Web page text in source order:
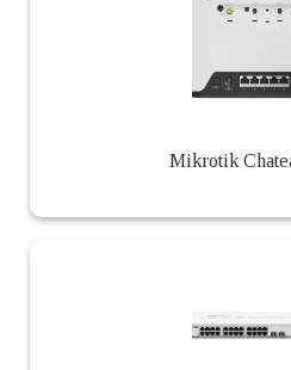
Mikrotik